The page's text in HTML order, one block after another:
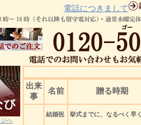
電話につきまして
へ
出来
事
名前 贈る時期
結婚祝 挙式までに、なるべく早く